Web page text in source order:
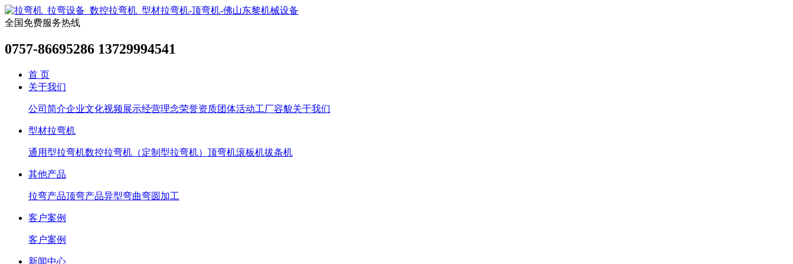
全国免费服务热线
0757-86695286 13729994541
首 页
关于我们
公司简介企业文化视频展示经营理念荣誉资质团体活动工厂容貌关于我们
型材拉弯机
通用型拉弯机数控拉弯机（定制型拉弯机） 顶弯机滚板机拔条机
其他产品
拉弯产品顶弯产品异型弯曲弯圆加工
客户案例
客户案例
新闻中心